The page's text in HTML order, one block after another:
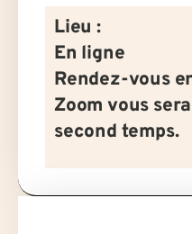
Lieu :
En ligne
Rendez-vous
Zoom vous
second temps.